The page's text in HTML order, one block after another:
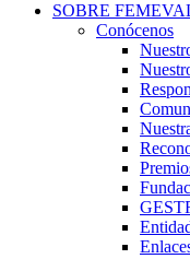
SOBRE
Conócenos